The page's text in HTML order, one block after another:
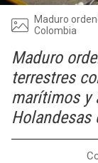
Maduro
Colombia
Maduro
terrestres
marítimos y
Holandesas